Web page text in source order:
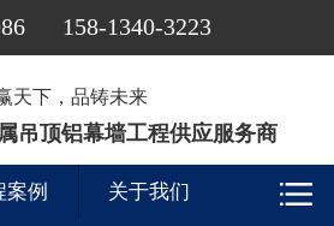
158-1340-3223
天下，品铸未来
吊顶铝幕墙工程供应服务商
案例 关于我们